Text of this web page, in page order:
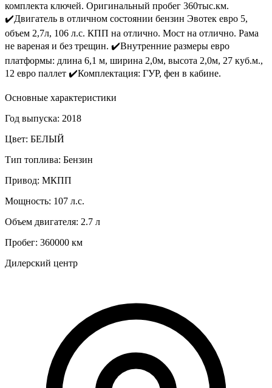
комплекта ключей. Оригинальный пробег 360тыс.км.
✔️Двигатель в отличном состоянии бензин Эвотек евро 5,
объем 2,7л, 106 л.с. КПП на отлично. Мост на отлично. Рама
не вареная и без трещин. ✔️Внутренние размеры евро
платформы: длина 6,1 м, ширина 2,0м, высота 2,0м, 27 куб.м.,
12 евро паллет ✔️Комплектация: ГУР, фен в кабине.
Основные характеристики
Год выпуска: 2018
Цвет: БЕЛЫЙ
Тип топлива: Бензин
Привод: МКПП
Мощность: 107 л.с.
Объем двигателя: 2.7 л
Пробег: 360000 км
Дилерский центр